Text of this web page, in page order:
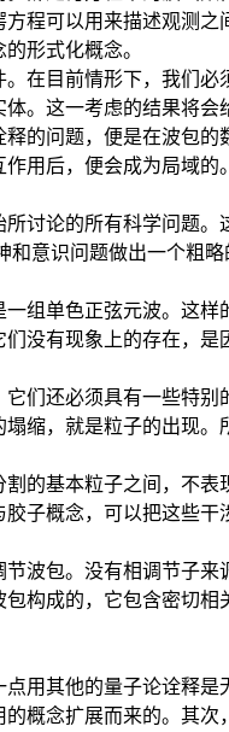
程可以用来描述观测
形式化概念。
在目前情形下，我们
。这一考虑的结果将
的问题，便是在波包
用后，便会成为局域
讨论的所有科学问题
和意识问题做出一个粗
组单色正弦元波。这
没有现象上的存在，
们还必须具有一些特
缩，就是粒子的出现
的基本粒子之间，不
子概念，可以把这些
波包。没有相调节子
构成的，它包含密切
用其他的量子论诠释
概念扩展而来的。其